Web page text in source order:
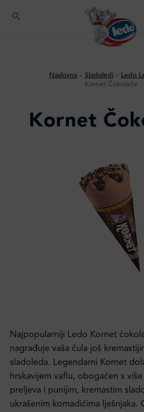
Naslovna Sladoledi
Ledo
Kornet Čokolada
Kornet
Najpopularniji Ledo Kornet
nagrađuje vaša čula još
sladoleda. Legendarni Kornet
hrskavijem vaflu, obogaćen s
preljeva i punijim, kremastim
ukrašenim komadićima lješnjaka.